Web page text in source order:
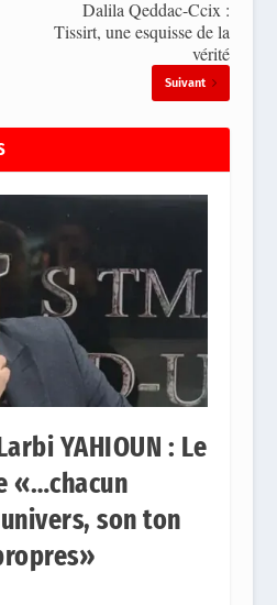
Dalila Qeddac-Ccix :
Tissirt, une esquisse de la
vérité
Suivant
YAHIOUN : Le
«…chacun
son ton